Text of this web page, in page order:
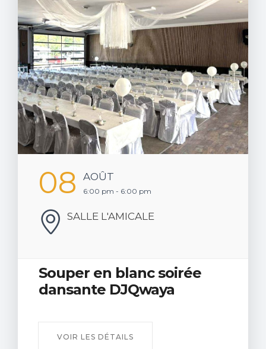
08 AOÛT
6:00 pm - 6:00 pm
SALLE L'AMICALE
Souper en blanc soirée
dansante DJQwaya
VOIR LES DÉTAILS